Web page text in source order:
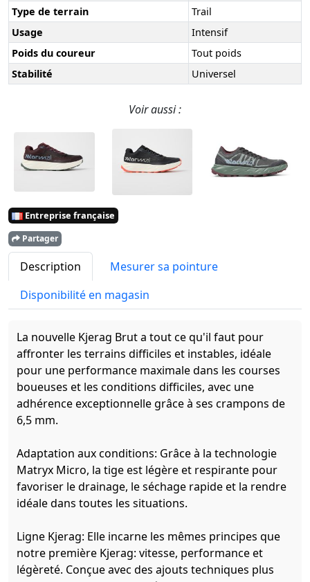
Type de terrain
Trail
Usage
Intensif
Poids du coureur
Tout poids
Stabilité
Universel
Voir aussi :
Entreprise française
Partager
Description
Mesurer sa pointure
Disponibilité en magasin
La nouvelle Kjerag Brut a tout ce qu'il faut pour
affronter les terrains difficiles et instables, idéale
pour une performance maximale dans les courses
boueuses et les conditions difficiles, avec une
adhérence exceptionnelle grâce à ses crampons de
6,5 mm.
Adaptation aux conditions: Grâce à la technologie
Matryx Micro, la tige est légère et respirante pour
favoriser le drainage, le séchage rapide et la rendre
idéale dans toutes les situations.
Ligne Kjerag: Elle incarne les mêmes principes que
notre première Kjerag: vitesse, performance et
légèreté. Conçue avec des ajouts techniques plus